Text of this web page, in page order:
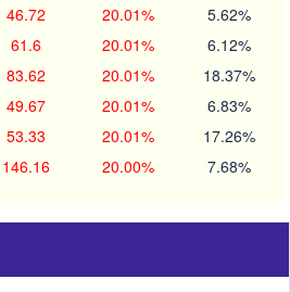
46.72 20.01% 5.62%
61.6 20.01% 6.12%
83.62 20.01% 18.37%
49.67 20.01% 6.83%
53.33 20.01% 17.26%
146.16 20.00% 7.68%